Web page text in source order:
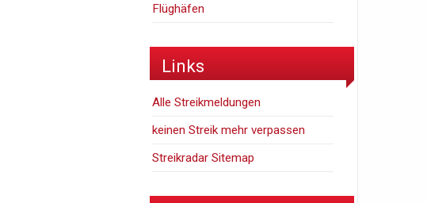
Flüghäfen
Links
Alle Streikmeldungen
keinen Streik mehr verpassen
Streikradar Sitemap